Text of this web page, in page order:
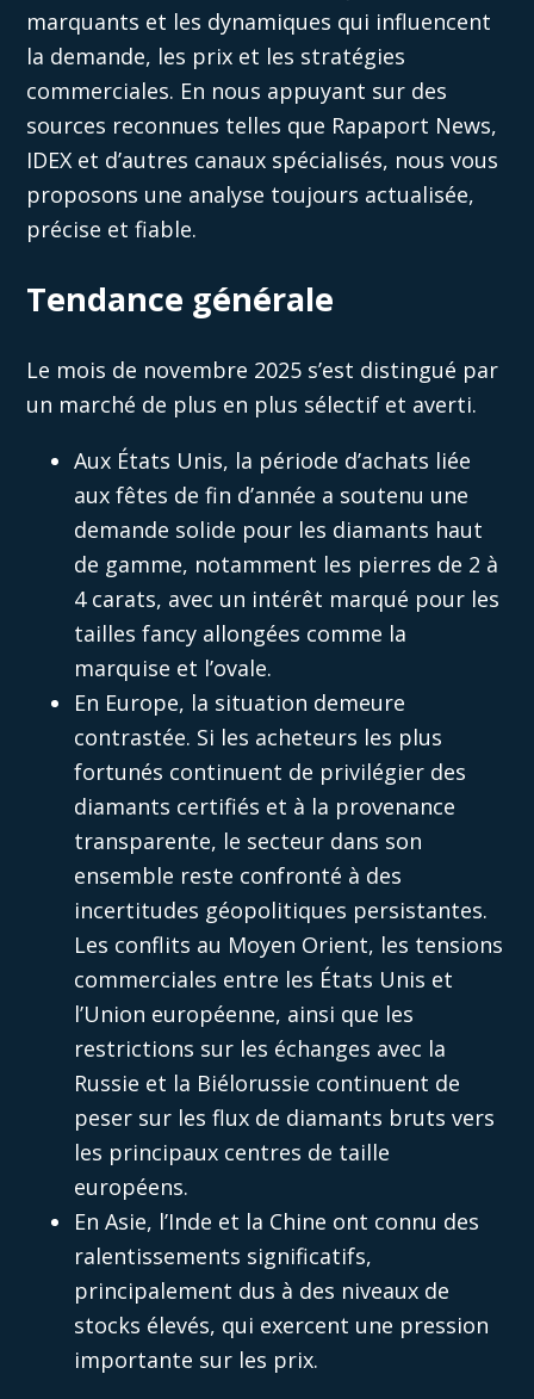
marquants et les dynamiques qui influencent
la demande, les prix et les stratégies
commerciales. En nous appuyant sur des
sources reconnues telles que Rapaport News,
IDEX et d’autres canaux spécialisés, nous vous
proposons une analyse toujours actualisée,
précise et fiable.
Tendance générale
Le mois de novembre 2025 s’est distingué par
un marché de plus en plus sélectif et averti.
Aux États Unis, la période d’achats liée
aux fêtes de fin d’année a soutenu une
demande solide pour les diamants haut
de gamme, notamment les pierres de 2 à
4 carats, avec un intérêt marqué pour les
tailles fancy allongées comme la
marquise et l’ovale.
En Europe, la situation demeure
contrastée. Si les acheteurs les plus
fortunés continuent de privilégier des
diamants certifiés et à la provenance
transparente, le secteur dans son
ensemble reste confronté à des
incertitudes géopolitiques persistantes.
Les conflits au Moyen Orient, les tensions
commerciales entre les États Unis et
l’Union européenne, ainsi que les
restrictions sur les échanges avec la
Russie et la Biélorussie continuent de
peser sur les flux de diamants bruts vers
les principaux centres de taille
européens.
En Asie, l’Inde et la Chine ont connu des
ralentissements significatifs,
principalement dus à des niveaux de
stocks élevés, qui exercent une pression
importante sur les prix.